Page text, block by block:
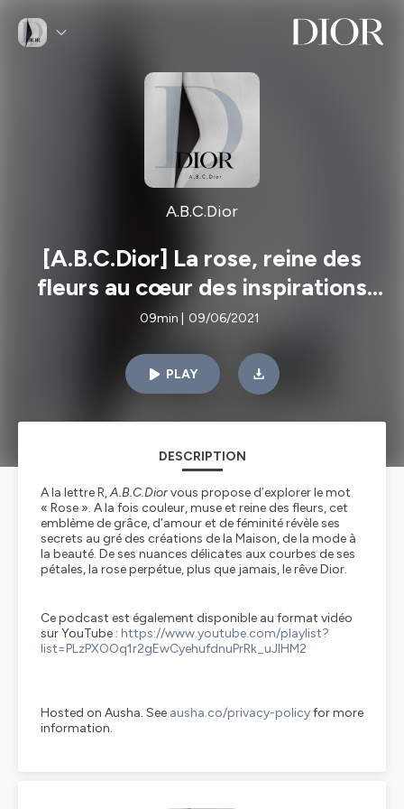
A.B.C.Dior
[A.B.C.Dior] La rose, reine des
fleurs au cœur des inspirations
créatives de Dior
09min 09/06/2021
PLAY
DESCRIPTION
A la lettre R,A.B.C.Diorvous propose d’explorer le mot
« Rose ». A la fois couleur, muse et reine des fleurs, cet
emblème de grâce, d’amour et de féminité révèle ses
secrets au gré des créations de la Maison, de la mode à
la beauté. De ses nuances délicates aux courbes de ses
pétales, la rose perpétue, plus que jamais, le rêve Dior.
Ce podcast est également disponible au format vidéo
sur YouTube : https://www.youtube.com/playlist?
list=PLzPXOOq1r2gEwCyehufdnuPrRk_uJIHM2
Hosted on Ausha. See ausha.co/privacy-policyfor more
information.